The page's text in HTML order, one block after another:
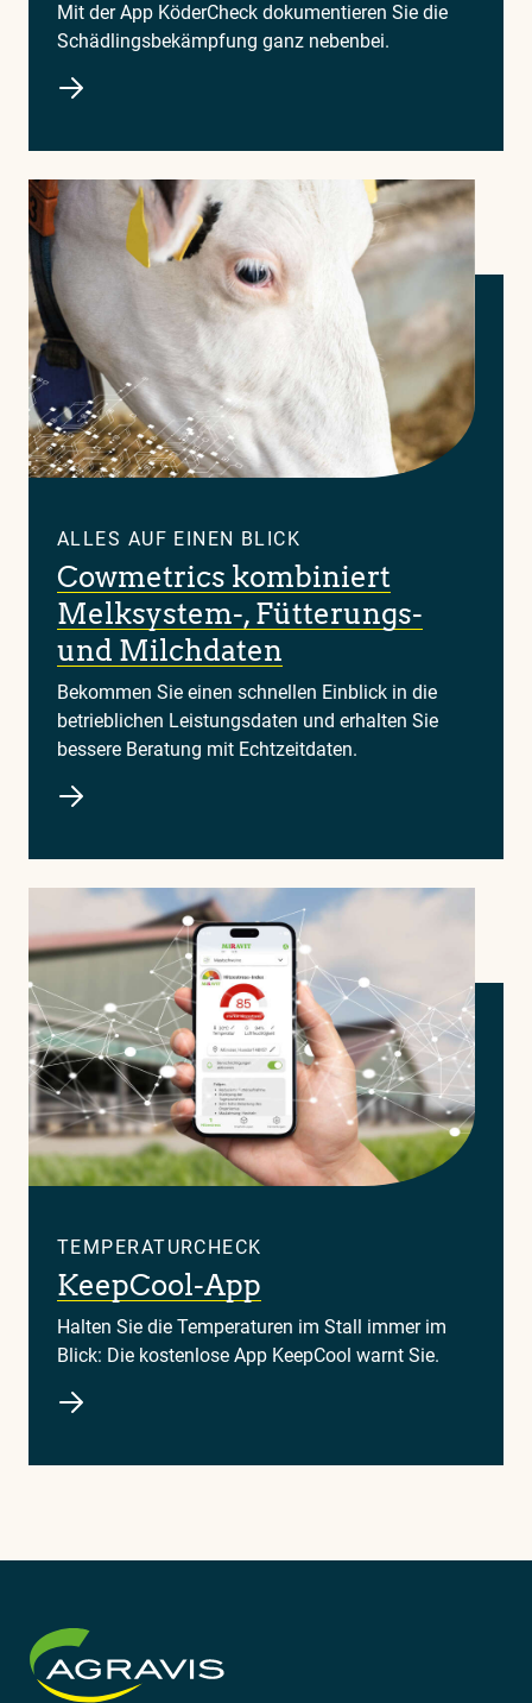
Mit der App KöderCheck dokumentieren Sie die
Schädlingsbekämpfung ganz nebenbei.
ALLES AUF EINEN BLICK
Cowmetrics kombiniert
Melksystem-, Fütterungs-
und Milchdaten
Bekommen Sie einen schnellen Einblick in die
betrieblichen Leistungsdaten und erhalten Sie
bessere Beratung mit Echtzeitdaten.
TEMPERATURCHECK
KeepCool-App
Halten Sie die Temperaturen im Stall immer im
Blick: Die kostenlose App KeepCool warnt Sie.